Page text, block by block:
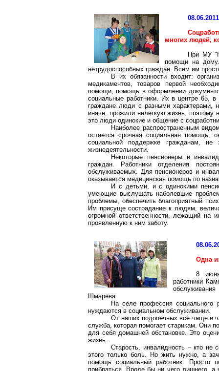
08.06.2011
многих людей,
При МУ "
помощи на
нетрудоспособных граждан. Всем им
В их обязанности входит:
медикаментов, товаров первой
помощи, помощь в оформлении
социальные работники. Их в центре 65,
граждане люди с разными характерами,
иначе, прожили нелегкую жизнь,
это люди одинокие и общение с
Наиболее распространенным
остается срочная социальная помощь,
социальной поддержке гражданам,
жизнедеятельности.
Некоторые пенсионеры и
граждан. Работники отделения
обслуживаемых. Для пенсионеров и
оказывается медицинская помощь по
И с детьми, и с одинокими
умеющие выслушать наболевшие
проблемы, обеспечить благоприятный
Им присуще сострадание к людям,
огромной ответственности, лежащий на
проявленную к ним заботу.
Одна
8
работники
Шмарёва.
На селе профессия социального
нуждаются в социальном обслуживании.
От наших подопечных всё чаще и
служба, которая помогает старикам. Они
для себя домашней обстановке. Это
жизнь.
Старость, инвалидность – кто не
этого только боль. Но жить нужно, а
помощь социальный работник. Просто
прибраться. Вроде бы ни чего лишнего, а